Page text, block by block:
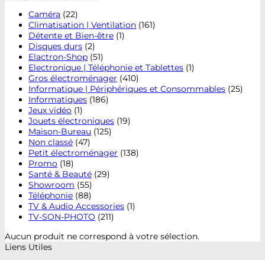
Caméra (22)
Climatisation | Ventilation (161)
Détente et Bien-être (1)
Disques durs (2)
Elactron-Shop (51)
Electronique | Téléphonie et Tablettes (1)
Gros électroménager (410)
Informatique | Périphériques et Consommables (25)
Informatiques (186)
Jeux vidéo (1)
Jouets électroniques (19)
Maison-Bureau (125)
Non classé (47)
Petit électroménager (138)
Promo (18)
Santé & Beauté (29)
Showroom (55)
Téléphonie (88)
TV & Audio Accessories (1)
TV-SON-PHOTO (211)
Aucun produit ne correspond à votre sélection.
Liens Utiles